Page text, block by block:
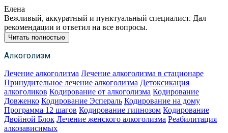
Елена
Вежливый, аккуратный и пунктуальный специалист. Дал
рекомендации и ответил на все вопросы.
Читать полностью
Алкоголизм
Лечение алкоголизма Лечение алкоголизма в стационаре
Принудительное лечение алкоголизма Детоксикация
алкоголиков Кодирование от алкоголизма Кодирование
Довженко Кодирование Эспераль Кодирование на дому
Программа 12 шагов Кодирование гипнозом Кодирование
Двойной Блок Лечение женского алкоголизма Реабилитация
алкозависимых